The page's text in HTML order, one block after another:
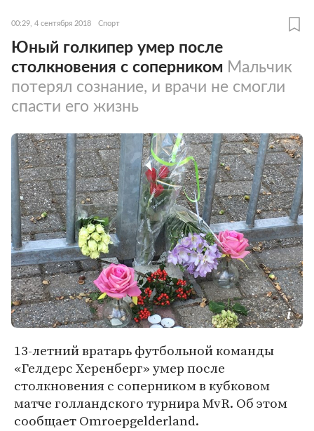
00:29, 4 сентября 2018 Спорт
Юный голкипер умер после
столкновения с соперником Мальчик
потерял сознание, и врачи не смогли
спасти его жизнь
13-летний вратарь футбольной команды
«Гелдерс Херенберг» умер после
столкновения с соперником в кубковом
матче голландского турнира MvR. Об этом
сообщает Omroepgelderland.